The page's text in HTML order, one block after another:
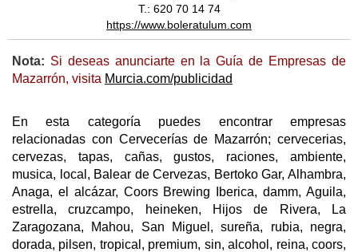
T.: 620 70 14 74
https://www.boleratulum.com
Nota: Si deseas anunciarte en la Guía de Empresas de
Mazarrón, visita Murcia.com/publicidad
En esta categoría puedes encontrar empresas
relacionadas con Cervecerías de Mazarrón; cervecerias,
cervezas, tapas, cañas, gustos, raciones, ambiente,
musica, local, Balear de Cervezas, Bertoko Gar, Alhambra,
Anaga, el alcázar, Coors Brewing Iberica, damm, Aguila,
estrella, cruzcampo, heineken, Hijos de Rivera, La
Zaragozana, Mahou, San Miguel, sureña, rubia, negra,
dorada, pilsen, tropical, premium, sin, alcohol, reina, coors,